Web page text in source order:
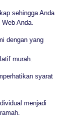
sehingga Anda
Anda.
dengan yang
murah.
syarat
menjadi